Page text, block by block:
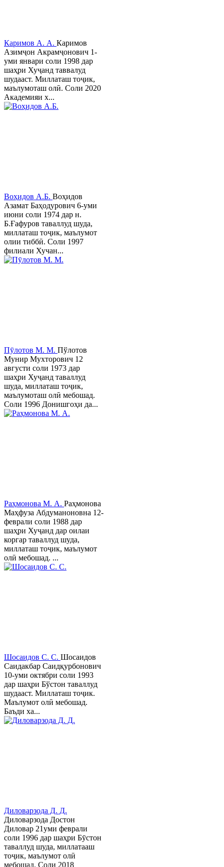
Каримов А. А. Каримов
Азимҷон Акрамҷонович 1-
уми январи соли 1998 дар
шаҳри Хуҷанд таввалуд
шудааст. Миллаташ тоҷик,
маълумоташ олӣ. Соли 2020
Академияи х...
Воҳидов А.Б. Воҳидов
Азамат Баҳодурович 6-уми
июни соли 1974 дар н.
Б.Ғафуров таваллуд шуда,
миллаташ тоҷик, маълумот
олии тиббӣ. Соли 1997
филиали Хучан...
Пӯлотов М. М. Пўлотов
Мунир Мухторович 12
августи соли 1973 дар
шаҳри Хуҷанд таваллуд
шуда, миллаташ тоҷик,
маълумоташ олӣ мебошад.
Соли 1996 Донишгоҳи да...
Раҳмонова М. А. Раҳмонова
Маҳфуза Абдуманоновна 12-
феврали соли 1988 дар
шаҳри Хуҷанд дар оилаи
коргар таваллуд шуда,
миллаташ тоҷик, маълумот
олӣ мебошад. ...
Шосаидов С. С. Шосаидов
Саидакбар Саидқурбонович
10-уми октябри соли 1993
дар шаҳри Бўстон таваллуд
шудааст. Миллаташ тоҷик.
Маълумот олӣ мебошад.
Баъди ха...
Диловарзода Д. Д.
Диловарзода Достон
Диловар 21уми феврали
соли 1996 дар шаҳри Бӯстон
таваллуд шуда, миллатааш
тоҷик, маълумот олӣ
мебошад. Соли 2018